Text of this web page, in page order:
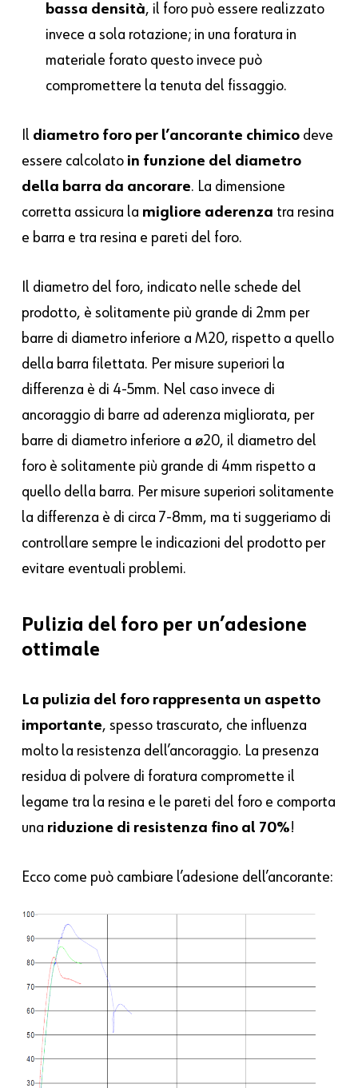
bassa densità, il foro può essere realizzato
invece a sola rotazione; in una foratura in
materiale forato questo invece può
compromettere la tenuta del fissaggio.
Il diametro foro per l’ancorante chimico deve
essere calcolato in funzione del diametro
della barra da ancorare. La dimensione
corretta assicura la migliore aderenza tra resina
e barra e tra resina e pareti del foro.
Il diametro del foro, indicato nelle schede del
prodotto, è solitamente più grande di 2mm per
barre di diametro inferiore a M20, rispetto a quello
della barra filettata. Per misure superiori la
differenza è di 4-5mm. Nel caso invece di
ancoraggio di barre ad aderenza migliorata, per
barre di diametro inferiore a ø20, il diametro del
foro è solitamente più grande di 4mm rispetto a
quello della barra. Per misure superiori solitamente
la differenza è di circa 7-8mm, ma ti suggeriamo di
controllare sempre le indicazioni del prodotto per
evitare eventuali problemi.
Pulizia del foro per un’adesione
ottimale
La pulizia del foro rappresenta un aspetto
importante, spesso trascurato, che influenza
molto la resistenza dell’ancoraggio. La presenza
residua di polvere di foratura compromette il
legame tra la resina e le pareti del foro e comporta
una riduzione di resistenza fino al 70%!
Ecco come può cambiare l’adesione dell’ancorante: